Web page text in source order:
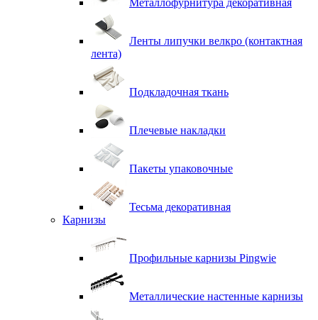
Металлофурнитура декоративная
Ленты липучки велкро (контактная
лента)
Подкладочная ткань
Плечевые накладки
Пакеты упаковочные
Тесьма декоративная
Карнизы
Профильные карнизы Pingwie
Металлические настенные карнизы